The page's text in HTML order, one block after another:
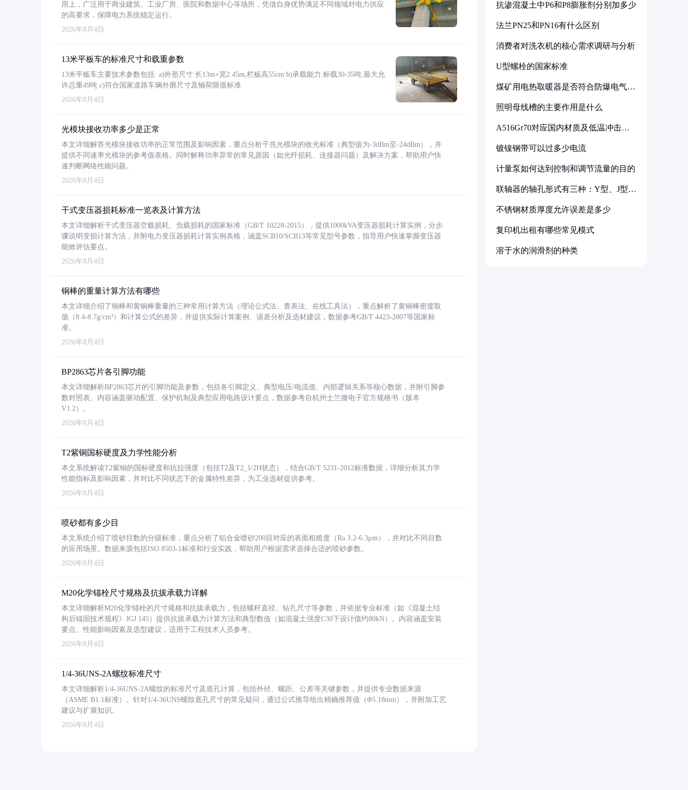
用上，广泛用于商业建筑、工业厂房、医院和数据中心等场所，凭借自身优势满足不同领域对电力供应
的高要求，保障电力系统稳定运行。
2026年8月4日
13米平板车的标准尺寸和载重参数
13米平板车主要技术参数包括: a)外形尺寸:长13m×宽2.45m,栏板高55cm b)承载能力:标载30-35吨,最大允
许总重49吨 c)符合国家道路车辆外廓尺寸及轴荷限值标准
2026年8月4日
光模块接收功率多少是正常
本文详细解答光模块接收功率的正常范围及影响因素，重点分析千兆光模块的收光标准（典型值为-3dBm至-24dBm），并
提供不同速率光模块的参考值表格。同时解释功率异常的常见原因（如光纤损耗、连接器问题）及解决方案，帮助用户快
速判断网络性能问题。
2026年8月4日
干式变压器损耗标准一览表及计算方法
本文详细解析干式变压器空载损耗、负载损耗的国家标准（GB/T 10228-2015），提供1000kVA变压器损耗计算实例，分步
骤说明变损计算方法，并附电力变压器损耗计算实例表格，涵盖SCB10/SCB13等常见型号参数，指导用户快速掌握变压器
能效评估要点。
2026年8月4日
铜棒的重量计算方法有哪些
本文详细介绍了铜棒和黄铜棒重量的三种常用计算方法（理论公式法、查表法、在线工具法），重点解析了黄铜棒密度取
值（8.4-8.7g/cm³）和计算公式的差异，并提供实际计算案例、误差分析及选材建议，数据参考GB/T 4423-2007等国家标
准。
2026年8月4日
BP2863芯片各引脚功能
本文详细解析BP2863芯片的引脚功能及参数，包括各引脚定义、典型电压/电流值、内部逻辑关系等核心数据，并附引脚参
数对照表。内容涵盖驱动配置、保护机制及典型应用电路设计要点，数据参考自杭州士兰微电子官方规格书（版本
V1.2）。
2026年8月4日
T2紫铜国标硬度及力学性能分析
本文系统解读T2紫铜的国标硬度和抗拉强度（包括T2及T2_1/2H状态），结合GB/T 5231-2012标准数据，详细分析其力学
性能指标及影响因素，并对比不同状态下的金属特性差异，为工业选材提供参考。
2026年8月4日
喷砂都有多少目
本文系统介绍了喷砂目数的分级标准，重点分析了铝合金喷砂200目对应的表面粗糙度（Ra 3.2-6.3μm），并对比不同目数
的应用场景。数据来源包括ISO 8503-1标准和行业实践，帮助用户根据需求选择合适的喷砂参数。
2026年8月4日
M20化学锚栓尺寸规格及抗拔承载力详解
本文详细解析M20化学锚栓的尺寸规格和抗拔承载力，包括螺杆直径、钻孔尺寸等参数，并依据专业标准（如《混凝土结
构后锚固技术规程》JGJ 145）提供抗拔承载力计算方法和典型数值（如混凝土强度C30下设计值约80kN）。内容涵盖安装
要点、性能影响因素及选型建议，适用于工程技术人员参考。
2026年8月4日
1/4-36UNS-2A螺纹标准尺寸
本文详细解析1/4-36UNS-2A螺纹的标准尺寸及底孔计算，包括外径、螺距、公差等关键参数，并提供专业数据来源
（ASME B1.1标准）。针对1/4-36UNS螺纹底孔尺寸的常见疑问，通过公式推导给出精确推荐值（Φ5.18mm），并附加工艺
建议与扩展知识。
2026年8月4日
抗渗混凝土中P6和P8膨胀剂分别加多少
法兰PN25和PN16有什么区别
消费者对洗衣机的核心需求调研与分析
U型螺栓的国家标准
煤矿用电热取暖器是否符合防爆电气设
照明母线槽的主要作用是什么
A516Gr70对应国内材质及低温冲击要
镀镍钢带可以过多少电流
计量泵如何达到控制和调节流量的目的
联轴器的轴孔形式有三种：Y型、J型、
不锈钢材质厚度允许误差是多少
复印机出租有哪些常见模式
溶于水的润滑剂的种类